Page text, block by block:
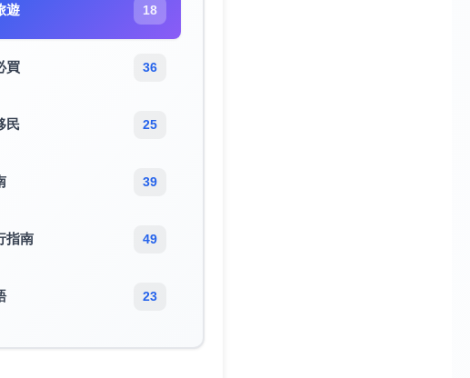
遊​ 18
買 36
民 25
39
指南 49
23